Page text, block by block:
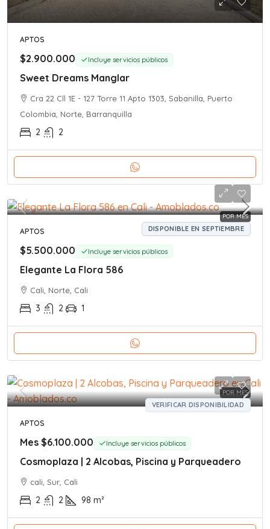
APTOS
$2.900.000 Incluye servicios públicos
Sweet Dreams Manglar
Cra 22 Cll 1E - 127 Torre 11 Apto 1303, Sabanilla, Puerto
Colombia, Norte, Barranquilla
2 2
POR MES
DISPONIBLE EN SEPTIEMBRE
APTOS
$5.500.000 Incluye servicios públicos
Elegante La Flora 586
Cali, Norte, Cali
3 2 1
POR MES
VERIFICAR DISPONIBILIDAD
APTOS
Mes $6.100.000 Incluye servicios públicos
Cosmoplaza | 2 Alcobas, Piscina y Parqueadero
cali, Sur, Cali
2 2 98 m²